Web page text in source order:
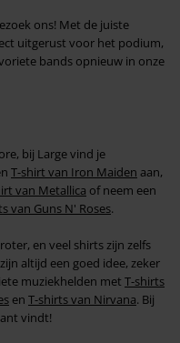
ons! Met de juiste
uitgerust voor het podium,
bands opnieuw in onze
bij Large vind je
T-shirt van Iron Maiden aan,
van Metallica of neem een
van Guns N' Roses.
en veel shirts zijn zelfs
altijd een goed idee, zeker
muziekhelden met T-shirts
en T-shirts van Nirvana. Bij
vindt!